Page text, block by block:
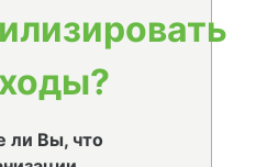
ли Вы, что